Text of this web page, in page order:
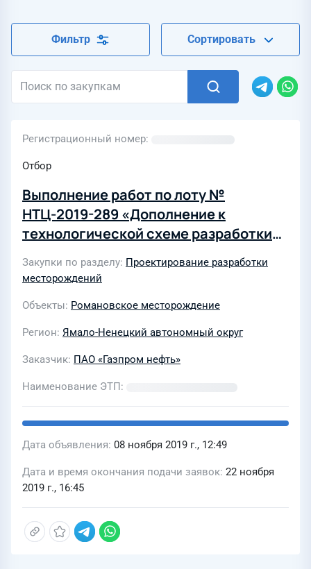
Фильтр Сортировать
Регистрационный номер
Отбор
Выполнение работ по лоту №
НТЦ-2019-289 «Дополнение к
технологической схеме разработки
месторождения»
Закупки по разделу Проектирование разработки
месторождений
Объекты Романовское месторождение
Регион Ямало-Ненецкий автономный округ
Заказчик ПАО «Газпром нефть»
Наименование ЭТП
Дата объявления 08 ноября 2019 г., 12:49
Дата и время окончания подачи заявок 22 ноября
2019 г., 16:45